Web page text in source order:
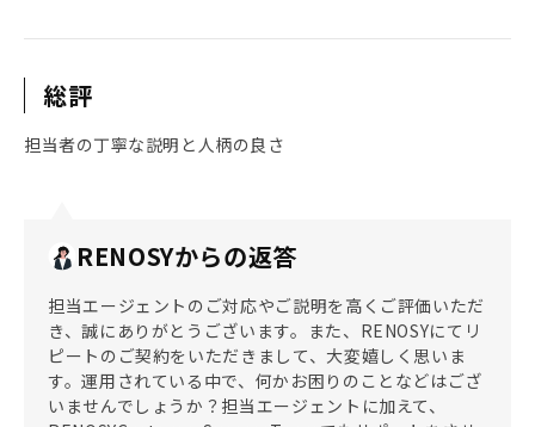
総評
担当者の丁寧な説明と人柄の良さ
RENOSYからの返答
担当エージェントのご対応やご説明を高くご評価いただ
き、誠にありがとうございます。また、RENOSYにてリ
ピートのご契約をいただきまして、大変嬉しく思いま
す。運用されている中で、何かお困りのことなどはござ
いませんでしょうか？担当エージェントに加えて、